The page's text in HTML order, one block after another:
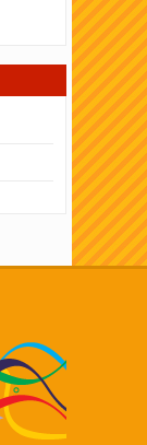
Hình ảnh